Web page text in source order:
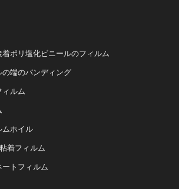
ポリ塩化ビニールのフィルム
端のバンディング
ルム
ホイル
着フィルム
ートフィルム